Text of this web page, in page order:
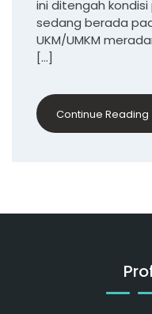
ini ditengah
sedang berada
UKM/UMKM
[…]
Continue Reading